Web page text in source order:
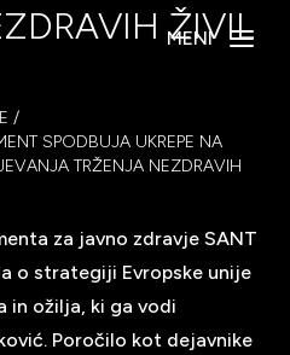
MENI
ŽIVIL
/
SPODBUJA UKREPE NA
TRŽENJA NEZDRAVIH
za javno zdravje SANT
o strategiji Evropske unije
in ožilja, ki ga vodi
Poročilo kot dejavnike